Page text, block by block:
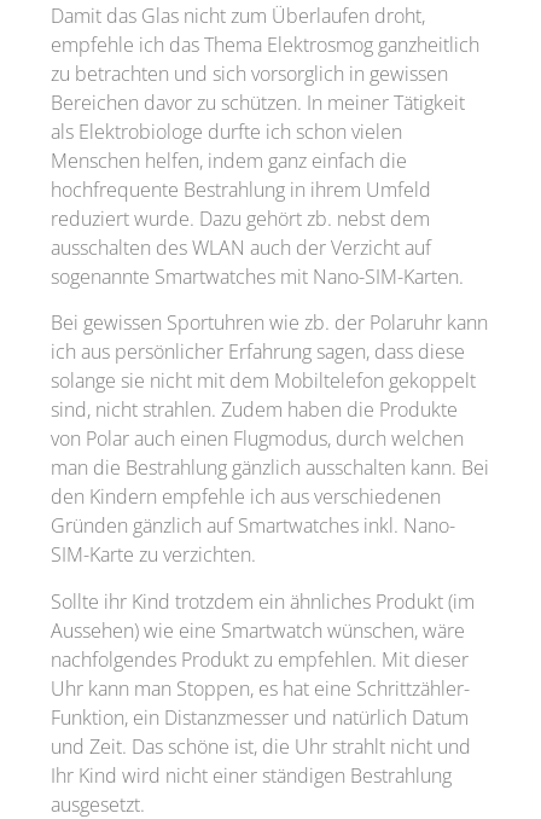
Damit das Glas nicht zum Überlaufen droht,
empfehle ich das Thema Elektrosmog ganzheitlich
zu betrachten und sich vorsorglich in gewissen
Bereichen davor zu schützen. In meiner Tätigkeit
als Elektrobiologe durfte ich schon vielen
Menschen helfen, indem ganz einfach die
hochfrequente Bestrahlung in ihrem Umfeld
reduziert wurde. Dazu gehört zb. nebst dem
ausschalten des WLAN auch der Verzicht auf
sogenannte Smartwatches mit Nano-SIM-Karten.
Bei gewissen Sportuhren wie zb. der Polaruhr kann
ich aus persönlicher Erfahrung sagen, dass diese
solange sie nicht mit dem Mobiltelefon gekoppelt
sind, nicht strahlen. Zudem haben die Produkte
von Polar auch einen Flugmodus, durch welchen
man die Bestrahlung gänzlich ausschalten kann. Bei
den Kindern empfehle ich aus verschiedenen
Gründen gänzlich auf Smartwatches inkl. Nano-
SIM-Karte zu verzichten.
Sollte ihr Kind trotzdem ein ähnliches Produkt (im
Aussehen) wie eine Smartwatch wünschen, wäre
nachfolgendes Produkt zu empfehlen. Mit dieser
Uhr kann man Stoppen, es hat eine Schrittzähler-
Funktion, ein Distanzmesser und natürlich Datum
und Zeit. Das schöne ist, die Uhr strahlt nicht und
Ihr Kind wird nicht einer ständigen Bestrahlung
ausgesetzt.